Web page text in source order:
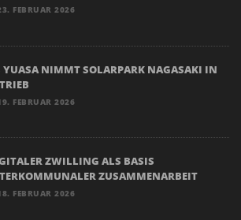
FEBRUAR 2026
YUASA NIMMT SOLARPARK NAGASAKI IN
FEBRUAR 2026
ZWILLING ALS BASIS
ZUSAMMENARBEIT
FEBRUAR 2026